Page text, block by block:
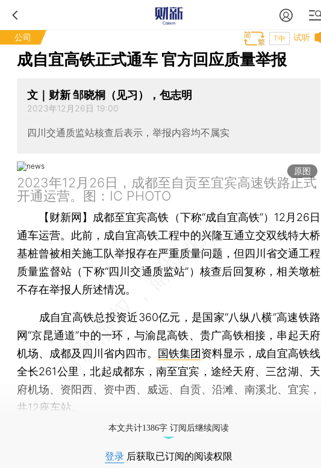
公司 试听
T中
成自宜高铁正式通车 官方回应质量举报
文｜财新 邹晓桐（见习），包志明
2023年12月26日 19:00
四川交通质监站核查后表示，举报内容均不属实
原图
2023年12月26日，成都至自贡至宜宾高速铁路正式
开通运营。图：IC PHOTO
【财新网】 成都至宜宾高铁（下称“成自宜高铁”）12月26日
通车运营。此前，成自宜高铁工程中的兴隆互通立交双线特大桥
基桩曾被相关施工队举报存在严重质量问题，但四川省交通工程
质量监督站（下称“四川交通质监站”）核查后回复称，相关墩桩
不存在举报人所述情况。
成自宜高铁总投资近360亿元，是国家“八纵八横”高速铁路
网“京昆通道”中的一环，与渝昆高铁、贵广高铁相接，串起天府
机场、成都及四川省内四市。 国铁集团资料显示，成自宜高铁线
全长261公里，北起成都东，南至宜宾，途经天府、三岔湖、天
府机场、资阳西、资中西、威远、自贡、沿滩、南溪北、宜宾，
共12座车站。
本文共计1386字 订阅后继续阅读
登录 后获取已订阅的阅读权限